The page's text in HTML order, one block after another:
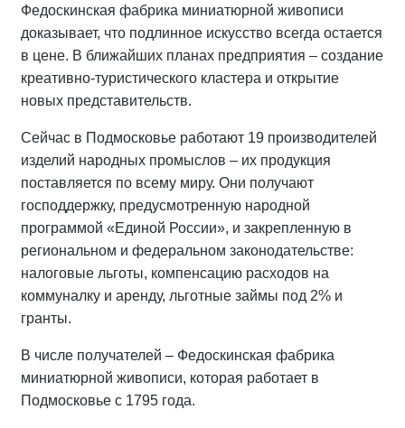
Федоскинская фабрика миниатюрной живописи
доказывает, что подлинное искусство всегда остается
в цене. В ближайших планах предприятия – создание
креативно-туристического кластера и открытие
новых представительств.
Сейчас в Подмосковье работают 19 производителей
изделий народных промыслов – их продукция
поставляется по всему миру. Они получают
господдержку, предусмотренную народной
программой «Единой России», и закрепленную в
региональном и федеральном законодательстве:
налоговые льготы, компенсацию расходов на
коммуналку и аренду, льготные займы под 2% и
гранты.
В числе получателей – Федоскинская фабрика
миниатюрной живописи, которая работает в
Подмосковье с 1795 года.